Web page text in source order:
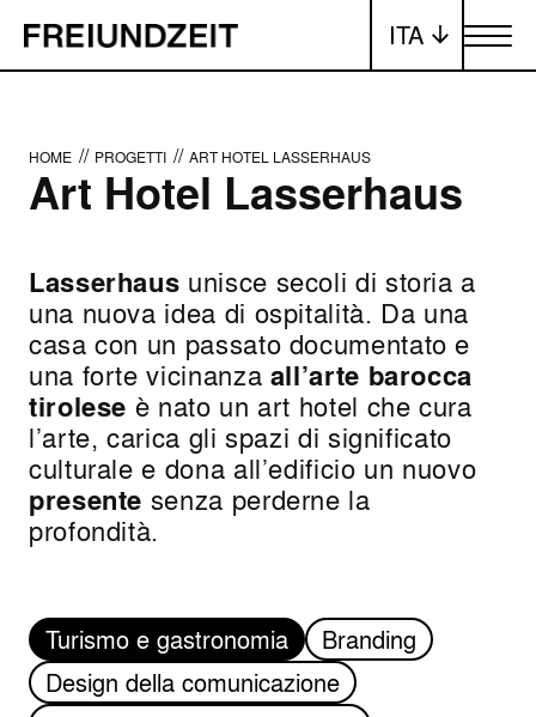
ITA Attiva/
HOME // PROGETTI // ART HOTEL LASSERHAUS
Art Hotel Lasserhaus
Lasserhaus unisce secoli di storia a
una nuova idea di ospitalità. Da una
casa con un passato documentato e
una forte vicinanza all’arte barocca
tirolese è nato un art hotel che cura
l’arte, carica gli spazi di significato
culturale e dona all’edificio un nuovo
presente senza perderne la
profondità.
Turismo e gastronomia
Branding
Design della comunicazione